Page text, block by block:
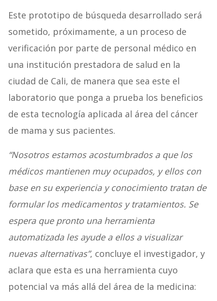
Este prototipo de búsqueda desarrollado será
sometido, próximamente, a un proceso de
verificación por parte de personal médico en
una institución prestadora de salud en la
ciudad de Cali, de manera que sea este el
laboratorio que ponga a prueba los beneficios
de esta tecnología aplicada al área del cáncer
de mama y sus pacientes.
“Nosotros estamos acostumbrados a que los
médicos mantienen muy ocupados, y ellos con
base en su experiencia y conocimiento tratan de
formular los medicamentos y tratamientos. Se
espera que pronto una herramienta
automatizada les ayude a ellos a visualizar
nuevas alternativas”, concluye el investigador, y
aclara que esta es una herramienta cuyo
potencial va más allá del área de la medicina: